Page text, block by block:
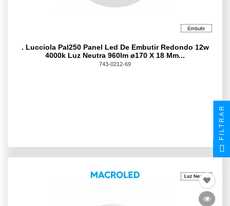
. Lucciola Pal250 Panel Led De Embutir Redondo 12w
4000k Luz Neutra 960lm ø170 X 18 Mm...
743-0212-69
FILTRAR